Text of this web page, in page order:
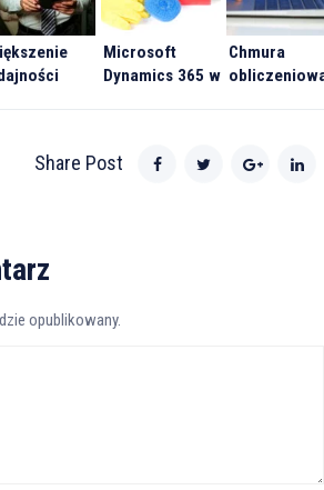
Microsoft
Dynamics 365 w
Chmura
skorzystać?
Share Post
opublikowany.